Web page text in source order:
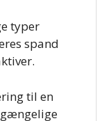
typer
spand
til en